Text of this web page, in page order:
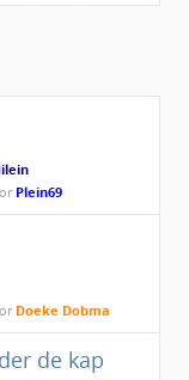
Plein69
Doeke Dobma
de kap